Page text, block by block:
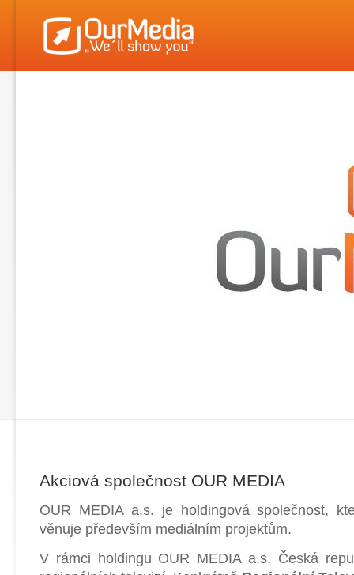
Akciová společnost OUR MEDIA
OUR MEDIA a.s. je holdingová společnost,
věnuje především mediálním projektům.
V rámci holdingu OUR MEDIA a.s. Česká